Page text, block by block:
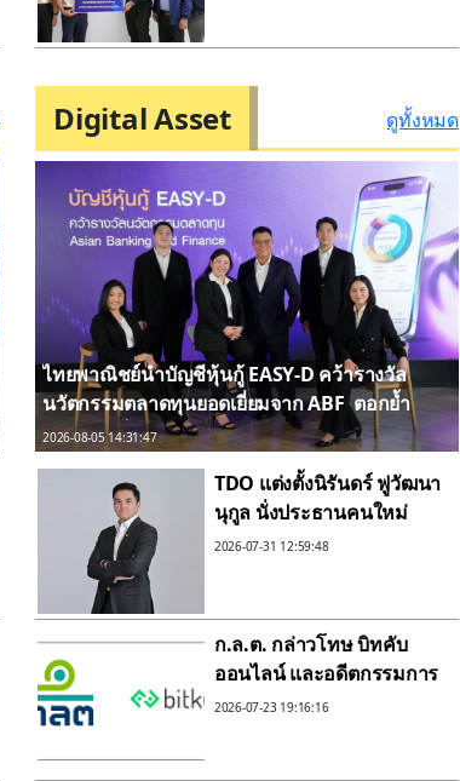
Digital Asset ดูทั้งหมด
ไทยพาณิชย์นำบัญชีหุ้นกู้ EASY-D คว้ารางวัล
นวัตกรรมตลาดทุนยอดเยี่ยมจาก ABF ตอกย้ำ
ความสำเร็จในการพลิกโฉมการลงทุนหุ้นกู้ผ่าน
2026-08-05 14:31:47
TDO แต่งตั้งนิรันดร์ ฟูวัฒนา
นุกูล นั่งประธานคนใหม่
สานต่อนโยบายผลักดัน
2026-07-31 12:59:48
ก.ล.ต. กล่าวโทษ บิทคับ
ออนไลน์ และอดีตกรรมการ
บริษัท ต่อ บก.ปอศ.กรณีแจ้ง
2026-07-23 19:16:16